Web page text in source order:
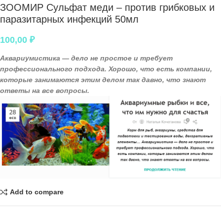
ЗООМИР Сульфат меди – против грибковых и
паразитарных инфекций 50мл
100,00 ₽
Аквариумистика — дело не простое и требует
профессионального подхода. Хорошо, что есть компании,
которые занимаются этим делом так давно, что знают
ответы на все вопросы.
Add to compare